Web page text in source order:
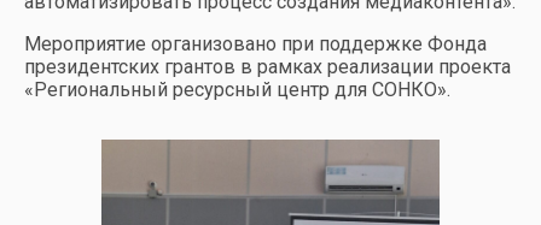
Мероприятие организовано при поддержке Фонда
президентских грантов в рамках реализации проекта
«Региональный ресурсный центр для СОНКО».